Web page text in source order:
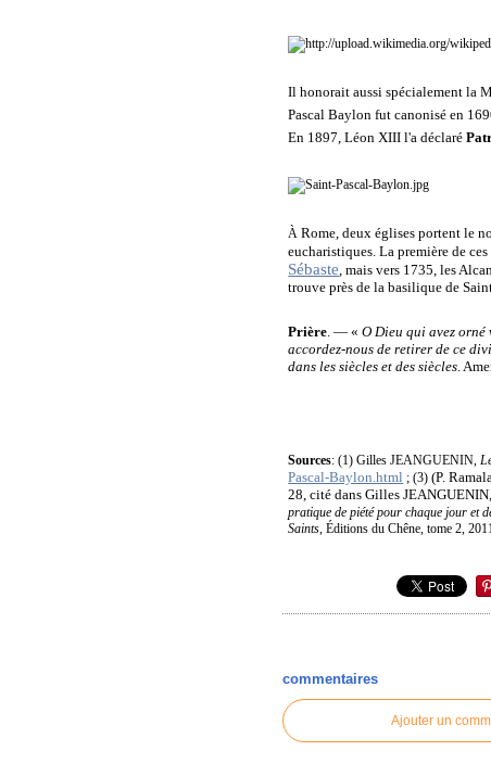
Il honorait aussi spécialement la
Pascal Baylon fut canonisé en
En 1897, Léon XIII l'a déclaré
À Rome, deux églises portent le
eucharistiques. La première de
Sébaste , mais vers 1735, les
trouve près de la basilique de
Prière . — «O Dieu qui avez orné
accordez-nous de retirer de ce
dans les siècles et des siècles .
Sources: (1) Gilles JEANGUENIN,
Pascal-Baylon.html ; (3)(P.
28, cité dans Gilles JEANGUENIN,
pratique de piété pour chaque jour et
Saints , Éditions du Chêne, tome 2,
commentaires
Ajouter un